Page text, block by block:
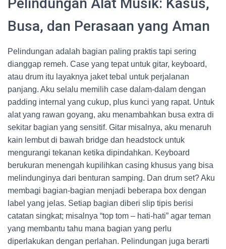
Busa, dan Perasaan yang Aman
Pelindungan adalah bagian paling praktis tapi sering
dianggap remeh. Case yang tepat untuk gitar, keyboard,
atau drum itu layaknya jaket tebal untuk perjalanan
panjang. Aku selalu memilih case dalam-dalam dengan
padding internal yang cukup, plus kunci yang rapat. Untuk
alat yang rawan goyang, aku menambahkan busa extra di
sekitar bagian yang sensitif. Gitar misalnya, aku menaruh
kain lembut di bawah bridge dan headstock untuk
mengurangi tekanan ketika dipindahkan. Keyboard
berukuran menengah kupilihkan casing khusus yang bisa
melindunginya dari benturan samping. Dan drum set? Aku
membagi bagian-bagian menjadi beberapa box dengan
label yang jelas. Setiap bagian diberi slip tipis berisi
catatan singkat; misalnya “top tom – hati-hati” agar teman
yang membantu tahu mana bagian yang perlu
diperlakukan dengan perlahan. Pelindungan juga berarti